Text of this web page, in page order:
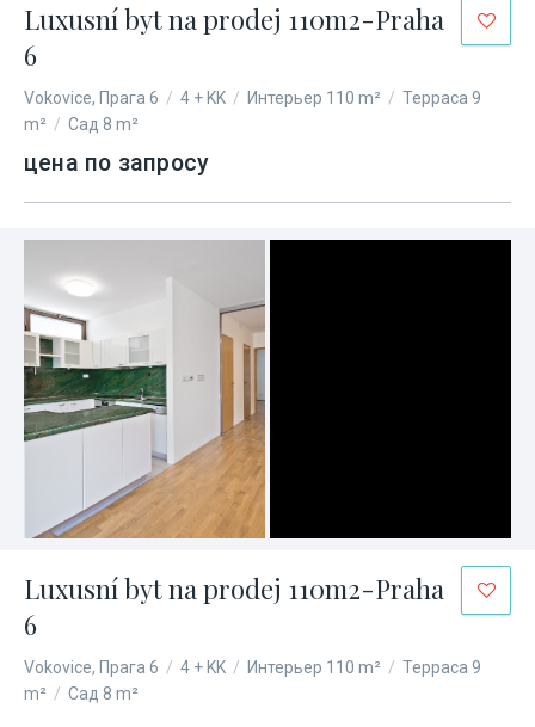
Luxusní byt na prodej 110m2-Praha
6
Vokovice, Прага 6 / 4 + KK / Интерьер 110 m² / Терраса 9
m² / Сад 8 m²
цена по запросу
Luxusní byt na prodej 110m2-Praha
6
Vokovice, Прага 6 / 4 + KK / Интерьер 110 m² / Терраса 9
m² / Сад 8 m²